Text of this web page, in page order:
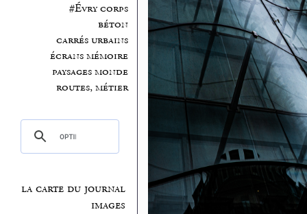
#Évry corps
béton
carrés urbains
écrans mémoire
paysages monde
routes, métier
la carte du journal
images